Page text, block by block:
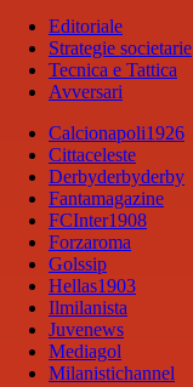
Editoriale
Strategie societarie
Tecnica e Tattica
Avversari
Calcionapoli1926
Cittaceleste
Derbyderbyderby
Fantamagazine
FCInter1908
Forzaroma
Golssip
Hellas1903
Ilmilanista
Juvenews
Mediagol
Milanistichannel